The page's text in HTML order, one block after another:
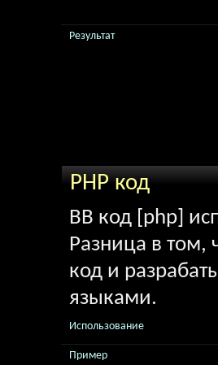
Результат
PHP код
BB код [php]
Разница в том,
код и
языками.
Использование
Пример